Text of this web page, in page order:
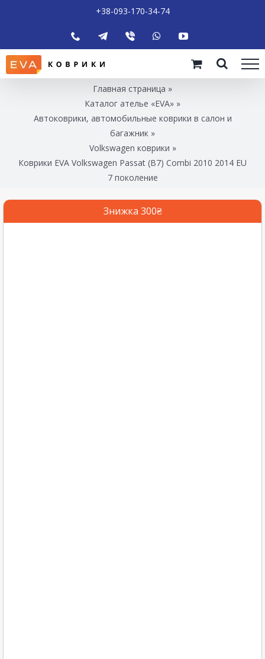
+38-093-170-34-74
Главная страница »
Каталог ателье «EVA» »
Автоковрики, автомобильные коврики в салон и
багажник »
Volkswagen коврики »
Коврики EVA Volkswagen Passat (B7) Combi 2010 2014 EU
7 поколение
Знижка 300₴